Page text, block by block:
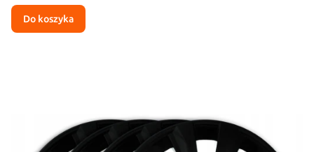
Do koszyka